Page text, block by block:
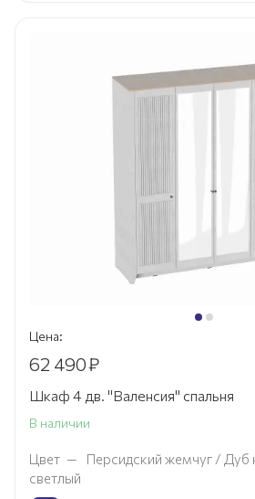
Цена:
62 490₽
Шкаф 4 дв. "Валенсия" спальня
В наличии
Цвет —
Персидский жемчуг / Дуб
светлый